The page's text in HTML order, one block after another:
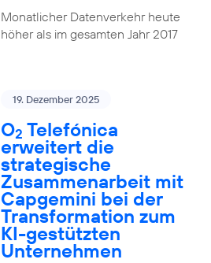
Monatlicher Datenverkehr heute
höher als im gesamten Jahr 2017
19. Dezember 2025
O2 Telefónica
erweitert die
strategische
Zusammenarbeit mit
Capgemini bei der
Transformation zum
KI-gestützten
Unternehmen